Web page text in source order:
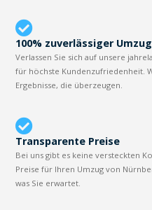
100% zuverlässiger
Verlassen Sie sich auf unsere
für höchste Kundenzufriedenheit.
Ergebnisse, die überzeugen.
Transparente Preise
Bei uns gibt es keine versteckten
Preise für Ihren Umzug von
was Sie erwartet.